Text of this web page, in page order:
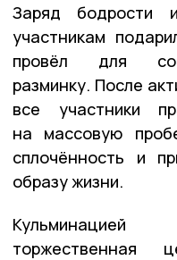
Заряд бодрости
участникам
провёл для
разминку. После
все участники
на массовую
сплочённость и
образу жизни.
торжественная